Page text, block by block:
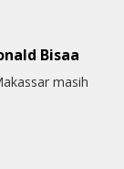
Bisaa
masih